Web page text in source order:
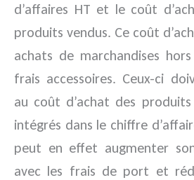
d’affaires HT et le coût
produits vendus. Ce coût
achats de marchandises
frais accessoires. Ceux-ci
au coût d’achat des
intégrés dans le chiffre
peut en effet augmenter
avec les frais de port et